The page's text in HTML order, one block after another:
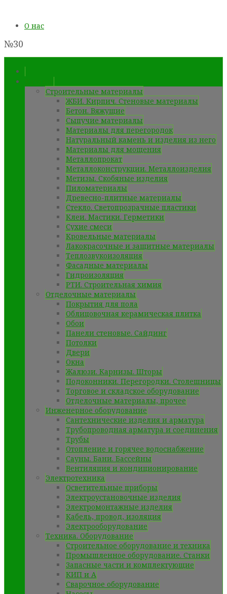
О нас
№30
Строительные материалы
ЖБИ. Кирпич. Стеновые материалы
Бетон. Вяжущие
Сыпучие материалы
Материалы для перегородок
Натуральный камень и изделия из него
Материалы для мощения
Металлопрокат
Металлоконструкции. Металлоизделия
Метизы. Скобяные изделия
Пиломатериалы
Древесно-плитные материалы
Стекло. Светопрозрачные пластики
Клеи. Мастики. Герметики
Сухие смеси
Кровельные материалы
Лакокрасочные и защитные материалы
Теплозвукоизоляция
Фасадные материалы
Гидроизоляция
РТИ. Строительная химия
Отделочные материалы
Покрытия для пола
Облицовочная керамическая плитка
Обои
Панели стеновые. Сайдинг
Потолки
Двери
Окна
Жалюзи. Карнизы. Шторы
Подоконники. Перегородки. Столешницы
Торговое и складское оборудование
Отделочные материалы, прочее
Инженерное оборудование
Сантехнические изделия и арматура
Трубопроводная арматура и соединения
Трубы
Отопление и горячее водоснабжение
Сауны. Бани. Бассейны
Вентиляция и кондиционирование
Электротехника
Осветительные приборы
Электроустановочные изделия
Электромонтажные изделия
Кабель, провод, изоляция
Электрооборудование
Техника. Оборудование
Строительное оборудование и техника
Промышленное оборудование. Станки
Запасные части и комплектующие
КИП и А
Сварочное оборудование